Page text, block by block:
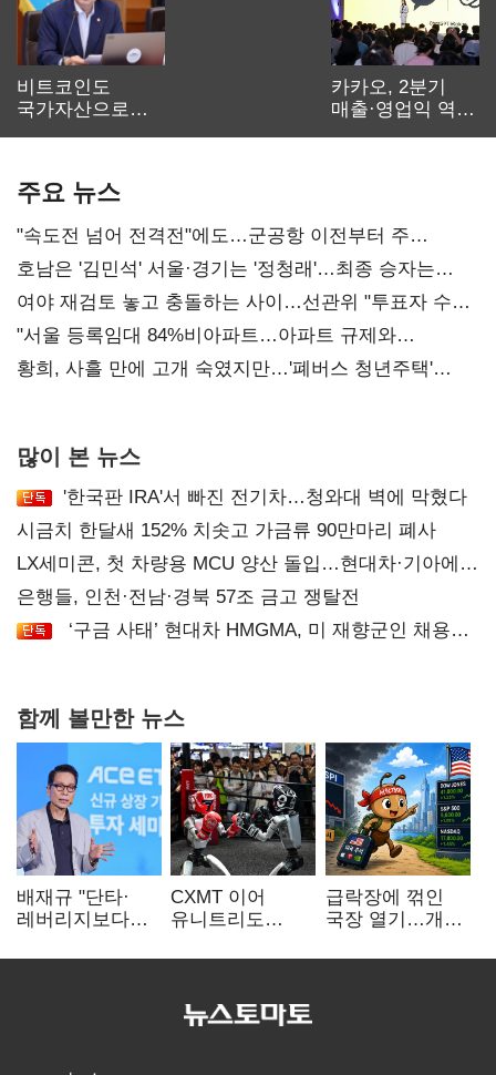
비트코인도
국가자산으로…'
카카오, 2분기
매출·영업익 역대
주요 뉴스
"속도전 넘어 전격전"에도…군공항 이전부터 주
52시간까지 '뇌관'
호남은 '김민석' 서울·경기는 '정청래'…최종 승자는
'안갯속'
여야 재검토 놓고 충돌하는 사이…선관위 "투표자 수
오차 당연"
"서울 등록임대 84%비아파트…아파트 규제와
달리해야"
황희, 사흘 만에 고개 숙였지만…'폐버스 청년주택'
많이 본 뉴스
'한국판 IRA'서 빠진 전기차…청와대 벽에 막혔다
시금치 한달새 152% 치솟고 가금류 90만마리 폐사
LX세미콘, 첫 차량용 MCU 양산 돌입…현대차·기아에
공급
은행들, 인천·전남·경북 57조 금고 쟁탈전
‘구금 사태’ 현대차 HMGMA, 미 재향군인 채용
함께 볼만한 뉴스
배재규 "단타·
레버리지보다
장기투자…
CXMT 이어
유니트리도
영향 '촉각'
급락장에 꺾인
국장 열기…개인
해외로